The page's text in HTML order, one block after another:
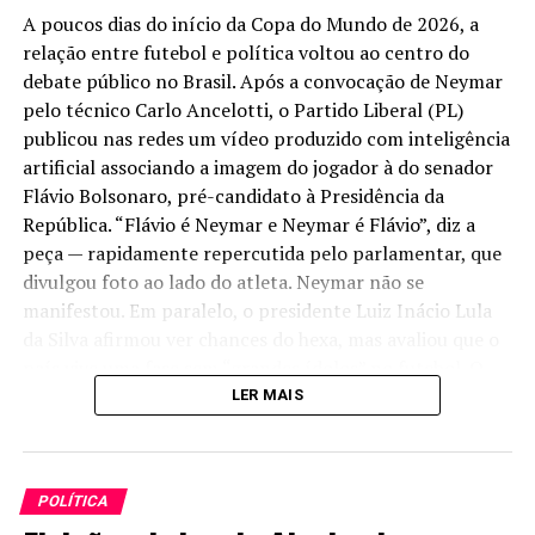
notificará o Ministério das Relações Exteriores sobre a
chegada de Franceschi e o início de suas funções.
Contexto e relevância
A decisão de manter a missão em regime de encarregada
de negócios indica uma preferência por continuidade
administrativa enquanto não se define uma chefia em
nível de embaixador. Do ponto de vista prático, essa
configuração não costuma travar o dia a dia da relação
bilateral — cooperação econômica, segurança, clima e
Pelo currículo, Franceschi traz um perfil de diplomacia
uma atuação pragmática em Brasília, especialmente em
temas globais acompanhados por ambos os países em
A poucos dias do início da Copa do Mundo de 2026, a
relação entre futebol e política voltou ao centro do
debate público no Brasil. Após a convocação de Neymar
pelo técnico Carlo Ancelotti, o Partido Liberal (PL)
publicou nas redes um vídeo produzido com inteligência
artificial associando a imagem do jogador à do senador
Flávio Bolsonaro, pré-candidato à Presidência da
República. “Flávio é Neymar e Neymar é Flávio”, diz a
peça — rapidamente repercutida pelo parlamentar, que
divulgou foto ao lado do atleta. Neymar não se
manifestou. Em paralelo, o presidente Luiz Inácio Lula
episódio reacende um enredo recorrente: a cada quatro
independentemente do governante e de sua inclinação
ideológica.
LER MAIS
POLÍTICA